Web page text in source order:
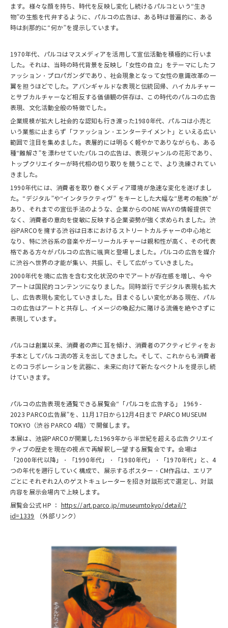
ます。様々な顔を持ち、時代を反映し変化し続けるパルコという“生き
物”の生態を代弁するように、パルコの広告は、ある時は普遍的に、ある
時は刹那的に“何か”を提示しています。
1970年代、パルコはマスメディアを活用して宣伝活動を積極的に行いま
した。それは、当時の時代背景を反映し「女性の自立」をテーマにしたフ
ァッション・プロパガンダであり、社会現象となって女性の意識改革の一
翼を担うほどでした。アバンギャルドな表現と伝統回帰、ハイカルチャー
とサブカルチャーなど相反する価値観の併存は、この時代のパルコの広告
表現、文化活動全般の特徴でした。
企業規模が拡大し社会的な認知も行き渡った1980年代、パルコは小売と
いう業態に止まらず「ファッション・エンターテイメント」といえる広い
範囲で注目を集めました。表層的には明るく軽やかでありながらも、ある
種“難解さ”を漂わせていたパルコの広告は、表現ジャンルの花形であり、
トップクリエイターが時代相の切り取りを競うことで、より洗練されてい
きました。
1990年代には、消費者を取り巻くメディア環境が急速な変化を遂げまし
た。“デジタル”や“インタラクティヴ” をキーとした大幅な“思考の転換”が
あり、それまでの宣伝手法のような、企業からのONE WAYの情報提供で
なく、消費者の意向を俊敏に反映する企業姿勢が強く求められました。渋
谷PARCOを擁する渋谷は日本におけるストリートカルチャーの中心地と
なり、特に渋谷系の音楽やガーリーカルチャーは親和性が高く、その代表
格である方々がパルコの広告に颯爽と登場しました。パルコの広告を媒介
に渋谷へ世界の才能が集い、共振し、そして広がっていきました。
2000年代を境に広告を含む文化状況の中でアートが存在感を増し、今や
アートは国民的コンテンツになりました。同時並行でデジタル表現も拡大
し、広告表現も変化していきました。目まぐるしい変化がある現在、パル
コの広告はアートと共存し、イメージの喚起力に賭ける流儀を絶やさずに
表現しています。
パルコは創業以来、消費者の声に耳を傾け、消費者のアクティビティをお
手本としてパルコ流の答えを出してきました。そして、これからも消費者
とのコラボレーションを武器に、未来に向けて新たなベクトルを提示し続
けていきます。
パルコの広告表現を通覧できる展覧会“「パルコを広告する」 1969 -
2023 PARCO広告展”を、11月17日から12月4日まで PARCO MUSEUM
TOKYO（渋谷 PARCO 4階）で開催します。
本展は、池袋PARCOが開業した1969年から半世紀を超える広告クリエイ
ティブの歴史を現在の視点で再解釈し一望する展覧会です。会場は
「2000年代以降」・「1990年代」・「1980年代」・「1970年代」と、4
つの年代を遡行していく構成で、展示するポスター・CM作品は、エリア
ごとにそれぞれ2人のゲストキュレーターを招き対談形式で選定し、対談
内容を展示会場内で上映します。
展覧会公式 HP ：
https://art.parco.jp/museumtokyo/detail/?
id=1339
（外部リンク）